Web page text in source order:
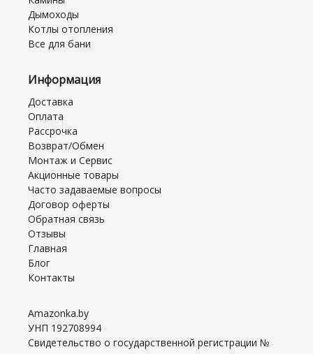
Дымоходы
Котлы отопления
Все для бани
Информация
Доставка
Оплата
Рассрочка
Возврат/Обмен
Монтаж и Сервис
Акционные товары
Часто задаваемые вопросы
Договор оферты
Обратная связь
Отзывы
Главная
Блог
Контакты
Amazonka.by
УНП 192708994
Свидетельство о государственной регистрации №